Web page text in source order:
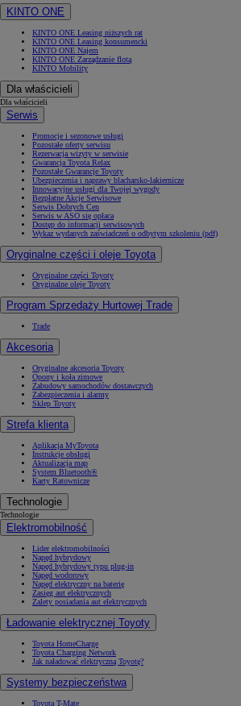
KINTO ONE
KINTO ONE Leasing niższych rat
KINTO ONE Leasing konsumencki
KINTO ONE Najem
KINTO ONE Zarządzanie flotą
KINTO Mobility
Dla właścicieli
Dla właścicieli
Serwis
Promocje i sezonowe usługi
Pozostałe oferty serwisu
Rezerwacja wizyty w serwisie
Gwarancja Toyota Relax
Pozostałe Gwarancje Toyoty
Ubezpieczenia i naprawy blacharsko-lakiernicze
Innowacyjne usługi dla Twojej wygody
Bezpłatne Akcje Serwisowe
Serwis Dobrych Cen
Serwis w ASO się opłaca
Dostęp do informacji serwisowych
Wykaz wydanych zaświadczeń o odbytym szkoleniu (pdf)
Oryginalne części i oleje Toyota
Oryginalne części Toyoty
Oryginalne oleje Toyoty
Program Sprzedaży Hurtowej Trade
Trade
Akcesoria
Oryginalne akcesoria Toyoty
Opony i koła zimowe
Zabudowy samochodów dostawczych
Zabezpieczenia i alarmy
Sklep Toyoty
Strefa klienta
Aplikacja MyToyota
Instrukcje obsługi
Aktualizacja map
System Bluetooth®
Karty Ratownicze
Technologie
Technologie
Elektromobilność
Lider elektromobilności
Napęd hybrydowy
Napęd hybrydowy typu plug-in
Napęd wodorowy
Napęd elektryczny na baterię
Zasięg aut elektrycznych
Zalety posiadania aut elektrycznych
Ładowanie elektrycznej Toyoty
Toyota HomeCharge
Toyota Charging Network
Jak naładować elektryczną Toyotę?
Systemy bezpieczeństwa
Toyota T-Mate